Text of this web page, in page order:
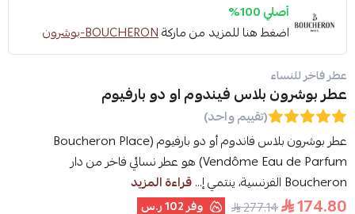
أصلي 100%
اضغط هنا للمزيد من ماركةBOUCHERON-بوشرون
عطر فاخر للنساء
عطر بوشرون بلاس فيندوم او دو بارفيوم
(تقييم واحد)
عطر بوشرون بلاس فاندوم أو دو بارفيوم (Boucheron Place
Vendôme Eau de Parfum) هو عطر نسائي فاخر من دار
Boucheron الفرنسية، ينتمي إ...
قراءة المزيد
174.80
277.14 وفر102 ر.س